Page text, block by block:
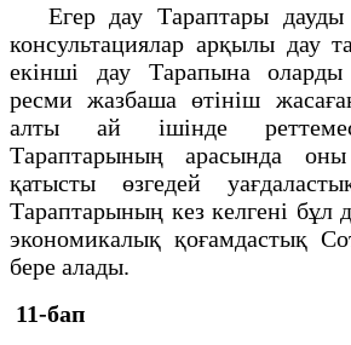
Егер дау Тараптары дауды
консультациялар арқылы дау
екінші дау Тарапына
ресми жазбаша өтініш
алты ай ішінде
Тараптарының арасында
қатысты өзгедей
Тараптарының кез келгені бұл
экономикалық қоғамдастық
бере алады.
11-бап